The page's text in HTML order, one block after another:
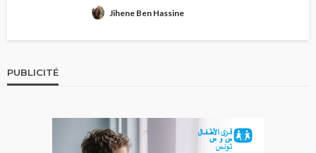
Jihene Ben Hassine
PUBLICITÉ